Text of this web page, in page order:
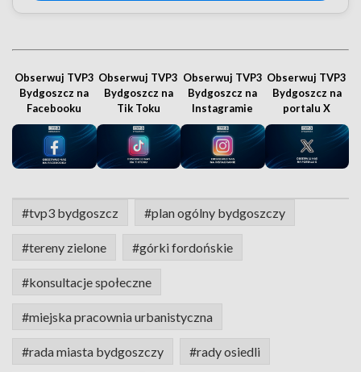
Obserwuj TVP3
Bydgoszcz na
Facebooku
Obserwuj TVP3
Bydgoszcz na
Tik Toku
Obserwuj TVP3
Bydgoszcz na
Instagramie
Obserwuj TVP3
Bydgoszcz na
portalu X
#tvp3 bydgoszcz #plan ogólny bydgoszczy
#tereny zielone #górki fordońskie
#konsultacje społeczne
#miejska pracownia urbanistyczna
#rada miasta bydgoszczy #rady osiedli